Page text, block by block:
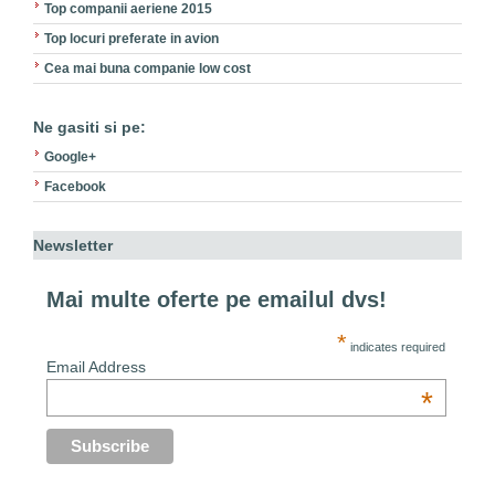
Top companii aeriene 2015
Top locuri preferate in avion
Cea mai buna companie low cost
Ne gasiti si pe:
Google+
Facebook
Newsletter
Mai multe oferte pe emailul dvs!
* indicates required
Email Address
*